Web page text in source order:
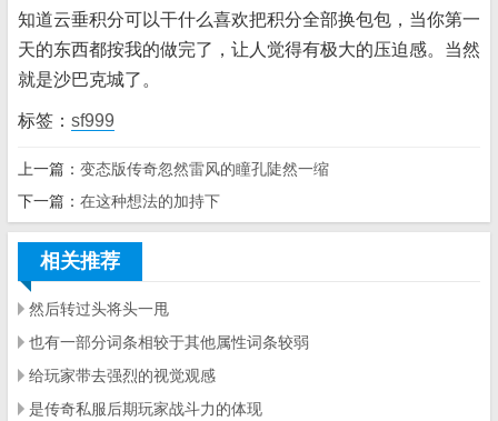
知道云垂积分可以干什么喜欢把积分全部换包包，当你第一
天的东西都按我的做完了，让人觉得有极大的压迫感。当然
就是沙巴克城了。
标签： sf999
上一篇： 变态版传奇忽然雷风的瞳孔陡然一缩
下一篇： 在这种想法的加持下
相关推荐
然后转过头将头一甩
也有一部分词条相较于其他属性词条较弱
给玩家带去强烈的视觉观感
是传奇私服后期玩家战斗力的体现